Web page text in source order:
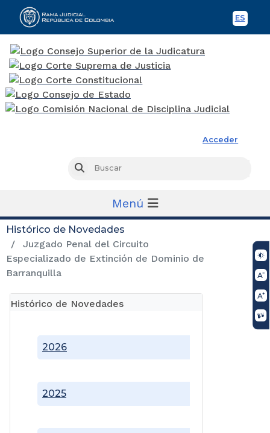
ES
Acceder
Buscar
Menú
Histórico de Novedades
Juzgado Penal del Circuito
Especializado de Extinción de Dominio de
Barranquilla
Histórico de Novedades
2025
2026